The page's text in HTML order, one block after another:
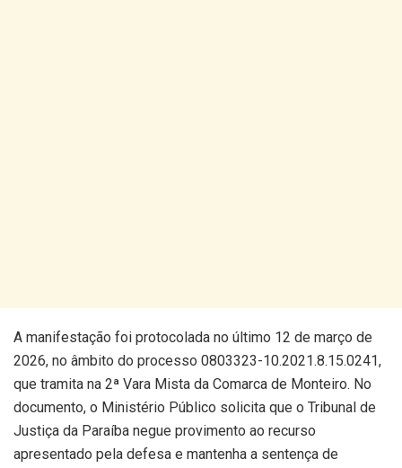
A manifestação foi protocolada no último 12 de março de
2026, no âmbito do processo 0803323-10.2021.8.15.0241,
que tramita na 2ª Vara Mista da Comarca de Monteiro. No
documento, o Ministério Público solicita que o Tribunal de
Justiça da Paraíba negue provimento ao recurso
apresentado pela defesa e mantenha a sentença de